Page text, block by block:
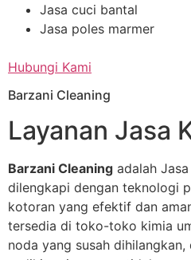
Jasa cuci bantal
Jasa poles marmer
Hubungi Kami
Barzani Cleaning
Layanan Jasa
Barzani Cleaning adalah
dilengkapi dengan teknologi
kotoran yang efektif dan
tersedia di toko-toko kimia
noda yang susah